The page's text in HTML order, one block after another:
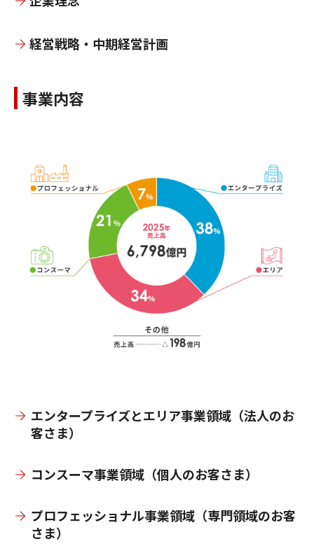
経営戦略・中期経営計画
事業内容
エンタープライズとエリア事業領域（法人のお
客さま）
コンスーマ事業領域（個人のお客さま）
プロフェッショナル事業領域（専門領域のお客
さま）